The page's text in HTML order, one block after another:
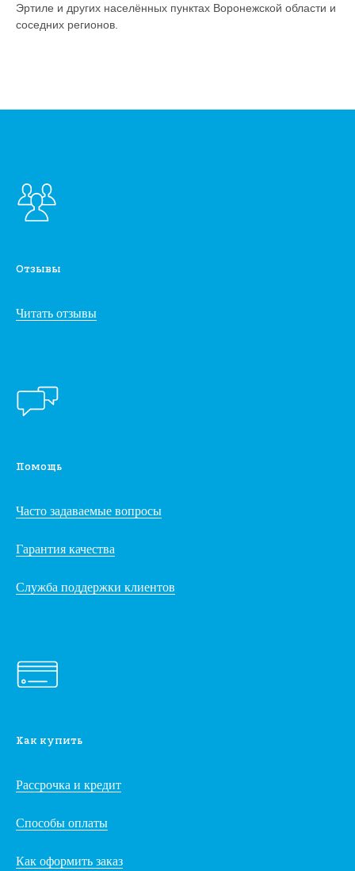
Эртиле и других населённых пунктах Воронежской области и
соседних регионов.
Отзывы
Читать отзывы
Помощь
Часто задаваемые вопросы
Гарантия качества
Служба поддержки клиентов
Как купить
Рассрочка и кредит
Способы оплаты
Как оформить заказ